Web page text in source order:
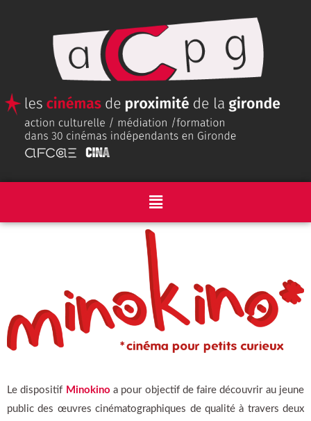
Le dispositif Minokino a pour objectif de faire découvrir au jeune
public des œuvres cinématographiques de qualité à travers deux